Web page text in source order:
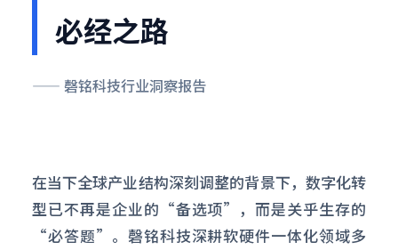
必经之路
—— 磬铭科技行业洞察报告
在当下全球产业结构深刻调整的背景下，数字化转
型已不再是企业的“备选项”，而是关乎生存的
“必答题”。磬铭科技深耕软硬件一体化领域多